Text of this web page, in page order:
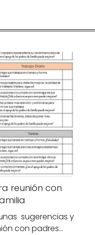
reunión con
sugerencias y
con padres…